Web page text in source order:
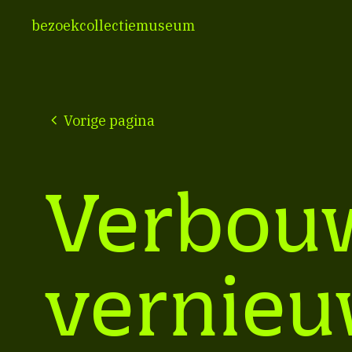
bezoekcollectiemuseum
Vorige pagina